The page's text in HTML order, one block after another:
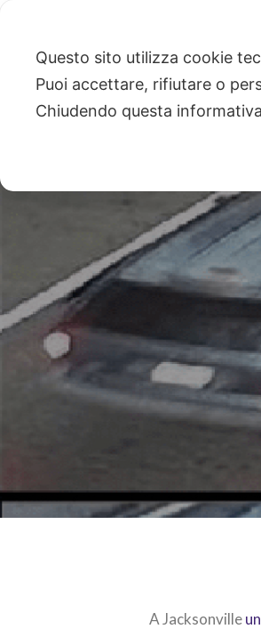
A Jacksonville
Questo sito utilizza cookie
Puoi accettare, rifiutare o
Chiudendo questa